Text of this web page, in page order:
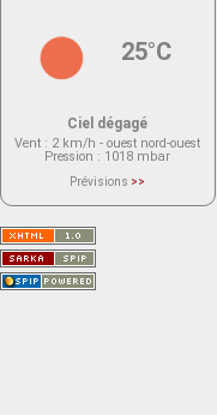
25°C
Ciel dégagé
Vent : 2 km/h - ouest nord-ouest
Pression : 1018 mbar
Prévisions >>
actuellement aucune prévision
Saint-Nom.
Veuillez consulter le message du
service ci-dessous.
(401 - Invalid API key. Please see
https://openweathermap.org/faq#error401